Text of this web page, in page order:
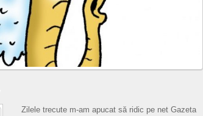
Zilele trecute m-am apucat să ridic pe net Gazeta